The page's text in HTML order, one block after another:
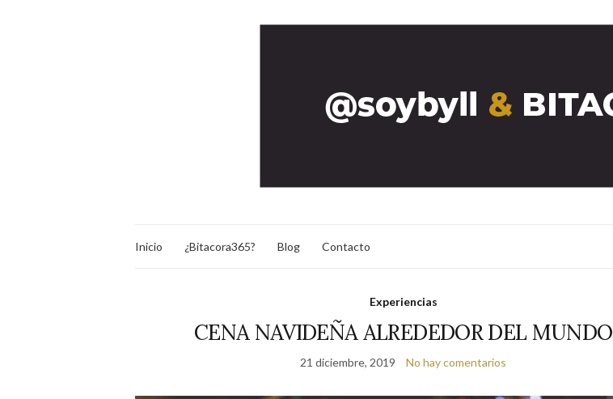
Inicio ¿Bitacora365? Blog Contacto
Experiencias
CENA NAVIDEÑA ALREDEDOR DEL MUNDO
21 diciembre, 2019 No hay comentarios